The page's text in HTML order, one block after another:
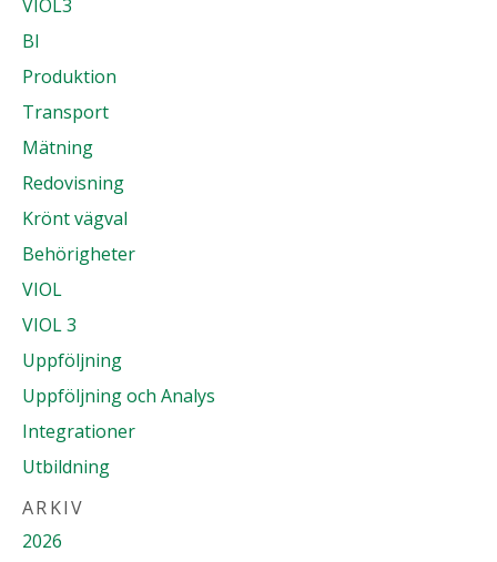
VIOL3
BI
Produktion
Transport
Mätning
Redovisning
Krönt vägval
Behörigheter
VIOL
VIOL 3
Uppföljning
Uppföljning och Analys
Integrationer
Utbildning
ARKIV
2026